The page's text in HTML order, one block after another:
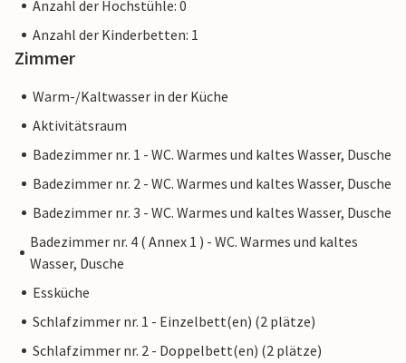
Anzahl der Hochstühle: 0
Anzahl der Kinderbetten: 1
Zimmer
Warm-/Kaltwasser in der Küche
Aktivitätsraum
Badezimmer nr. 1 - WC. Warmes und kaltes Wasser, Dusche
Badezimmer nr. 2 - WC. Warmes und kaltes Wasser, Dusche
Badezimmer nr. 3 - WC. Warmes und kaltes Wasser, Dusche
Badezimmer nr. 4 ( Annex 1 ) - WC. Warmes und kaltes
Wasser, Dusche
Essküche
Schlafzimmer nr. 1 - Einzelbett(en) (2 plätze)
Schlafzimmer nr. 2 - Doppelbett(en) (2 plätze)